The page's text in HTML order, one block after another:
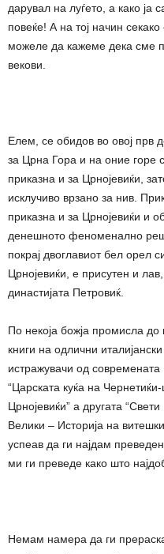
дарувал на луѓето, а како ја
повеќе! А на тој начин
можеле да кажеме дека сме
векови.
Елем, се обидов во овој прв
за Црна Гора и на оние горе
приказна и за Црнојевиќи,
исклучиво врзано за нив.
приказна и за Црнојевиќи и
денешното феноменално
покрај двоглавиот бел орел
Црнојевиќи, е присутен и
династијата Петровиќ.
По некоја божја промисла
книги на одлични
истражувачи од современата
“Царската куќа на
Црнојевиќи” а другата
Велики – Историја на
успеав да ги најдам
ми ги преведе како што
Немам намера да ги